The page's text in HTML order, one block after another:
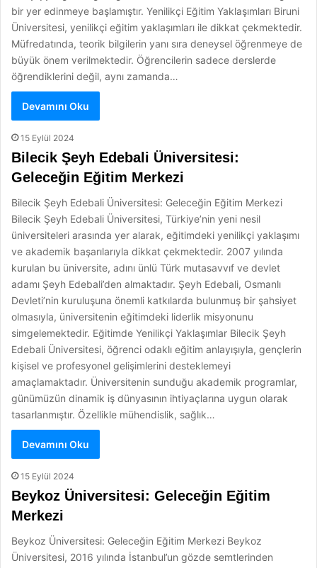
bir yer edinmeye başlamıştır. Yenilikçi Eğitim Yaklaşımları Biruni
Üniversitesi, yenilikçi eğitim yaklaşımları ile dikkat çekmektedir.
Müfredatında, teorik bilgilerin yanı sıra deneysel öğrenmeye de
büyük önem verilmektedir. Öğrencilerin sadece derslerde
öğrendiklerini değil, aynı zamanda…
Devamını Oku
15 Eylül 2024
Bilecik Şeyh Edebali Üniversitesi:
Geleceğin Eğitim Merkezi
Bilecik Şeyh Edebali Üniversitesi: Geleceğin Eğitim Merkezi
Bilecik Şeyh Edebali Üniversitesi, Türkiye’nin yeni nesil
üniversiteleri arasında yer alarak, eğitimdeki yenilikçi yaklaşımı
ve akademik başarılarıyla dikkat çekmektedir. 2007 yılında
kurulan bu üniversite, adını ünlü Türk mutasavvıf ve devlet
adamı Şeyh Edebali’den almaktadır. Şeyh Edebali, Osmanlı
Devleti’nin kuruluşuna önemli katkılarda bulunmuş bir şahsiyet
olmasıyla, üniversitenin eğitimdeki liderlik misyonunu
simgelemektedir. Eğitimde Yenilikçi Yaklaşımlar Bilecik Şeyh
Edebali Üniversitesi, öğrenci odaklı eğitim anlayışıyla, gençlerin
kişisel ve profesyonel gelişimlerini desteklemeyi
amaçlamaktadır. Üniversitenin sunduğu akademik programlar,
günümüzün dinamik iş dünyasının ihtiyaçlarına uygun olarak
tasarlanmıştır. Özellikle mühendislik, sağlık…
Devamını Oku
15 Eylül 2024
Beykoz Üniversitesi: Geleceğin Eğitim
Merkezi
Beykoz Üniversitesi: Geleceğin Eğitim Merkezi Beykoz
Üniversitesi, 2016 yılında İstanbul’un gözde semtlerinden